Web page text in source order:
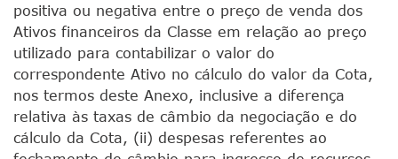
positiva ou negativa entre o preço de venda dos
Ativos financeiros da Classe em relação ao preço
utilizado para contabilizar o valor do
correspondente Ativo no cálculo do valor da Cota,
nos termos deste Anexo, inclusive a diferença
relativa às taxas de câmbio da negociação e do
cálculo da Cota, (ii) despesas referentes ao